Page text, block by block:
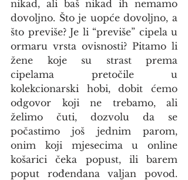
nikad, ali baš nikad ih nemamo
dovoljno. Što je uopće dovoljno, a
što previše? Je li “previše” cipela u
ormaru vrsta ovisnosti? Pitamo li
žene koje su strast prema
cipelama pretočile u
kolekcionarski hobi, dobit ćemo
odgovor koji ne trebamo, ali
želimo čuti, dozvolu da se
počastimo još jednim parom,
onim koji mjesecima u online
košarici čeka popust, ili barem
poput rođendana valjan povod.